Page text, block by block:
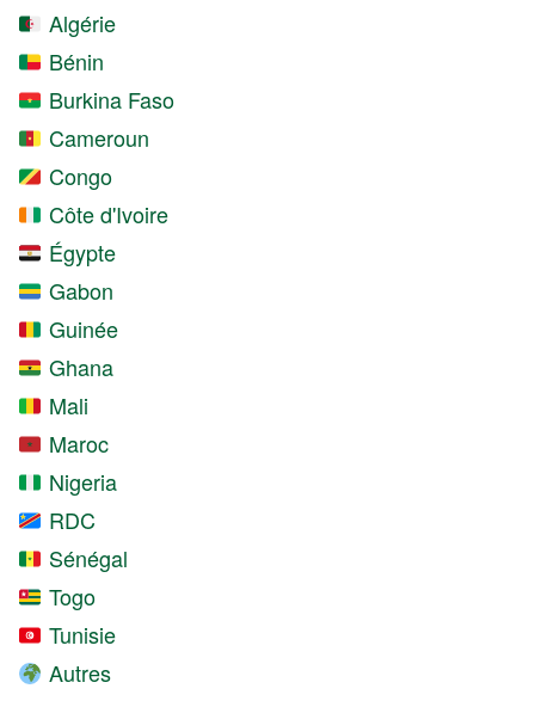
Algérie
Bénin
Burkina Faso
Cameroun
Congo
Côte d'Ivoire
Égypte
Gabon
Guinée
Ghana
Mali
Maroc
Nigeria
RDC
Sénégal
Togo
Tunisie
Autres